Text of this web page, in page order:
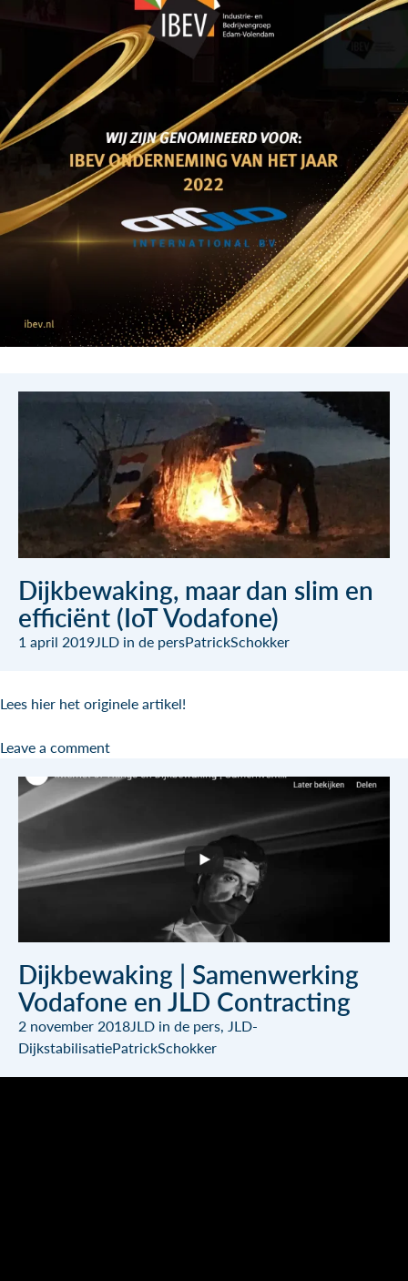
Dijkbewaking, maar dan slim en
efficiënt (IoT Vodafone)
1 april 2019JLD in de persPatrickSchokker
Lees hier het originele artikel!
Leave a comment
Dijkbewaking | Samenwerking
Vodafone en JLD Contracting
2 november 2018JLD in de pers, JLD-
DijkstabilisatiePatrickSchokker